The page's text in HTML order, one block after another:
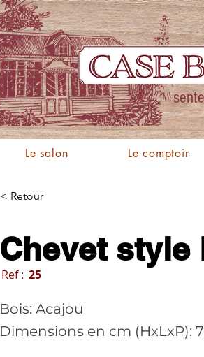
Le salon Le comptoir
< Retour
Chevet style
Ref : 25
Bois: Acajou
Dimensions en cm (HxLxP):